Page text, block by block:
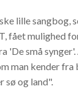
lille sangbog,
fået mulighed
'De små
man kender
sø og land".